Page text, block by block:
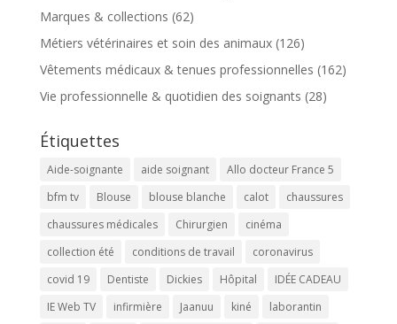
Marques & collections (62)
Métiers vétérinaires et soin des animaux(126)
Vêtements médicaux & tenues professionnelles (162)
Vie professionnelle & quotidien des soignants (28)
Étiquettes
Aide-soignante aide soignant
Allo docteur France 5
bfm tv
Blouse blouse blanche calot
chaussures
chaussures médicales
Chirurgien
cinéma
collection été
conditions de travail
coronavirus
covid 19
Dentiste Dickies Hôpital
IDÉE CADEAU
IE Web TV
infirmière Jaanuu kiné
laborantin